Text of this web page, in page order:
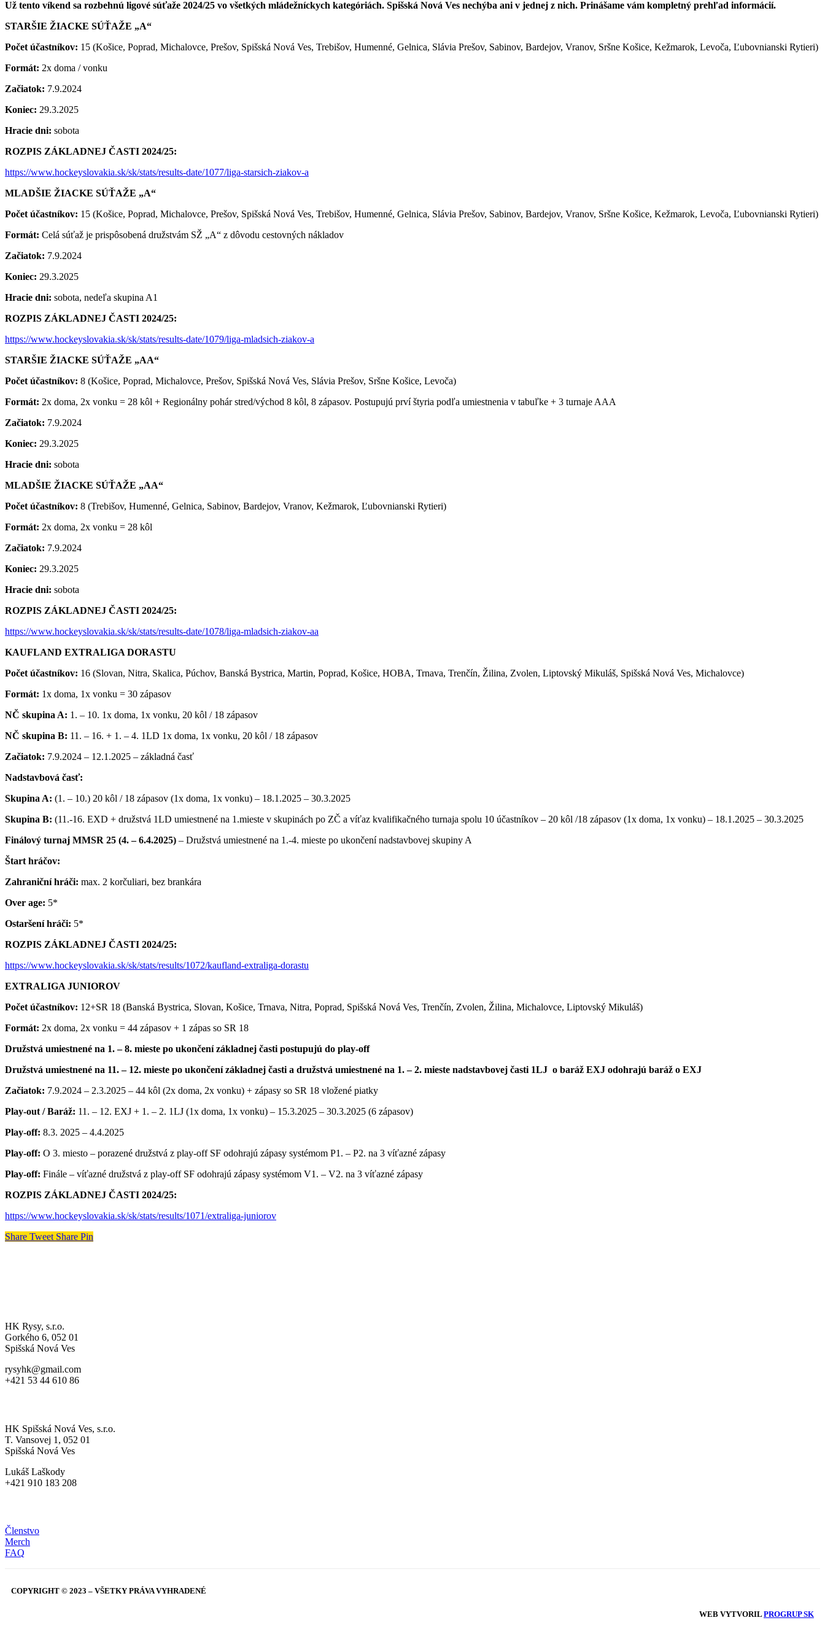
Už tento víkend sa rozbehnú ligové súťaže 2024/25 vo všetkých mládežníckych kategóriách. Spišská Nová Ves nechýba ani v jednej z nich. Prinášame vám kompletný prehľad informácií.
STARŠIE ŽIACKE SÚŤAŽE „A“
Počet účastníkov: 15 (Košice, Poprad, Michalovce, Prešov, Spišská Nová Ves, Trebišov, Humenné, Gelnica, Slávia Prešov, Sabinov, Bardejov, Vranov, Sršne Košice, Kežmarok, Levoča, Ľubovnianski Rytieri)
Formát: 2x doma / vonku
Začiatok: 7.9.2024
Koniec: 29.3.2025
Hracie dni: sobota
ROZPIS ZÁKLADNEJ ČASTI 2024/25:
https://www.hockeyslovakia.sk/sk/stats/results-date/1077/liga-starsich-ziakov-a
MLADŠIE ŽIACKE SÚŤAŽE „A“
Počet účastníkov: 15 (Košice, Poprad, Michalovce, Prešov, Spišská Nová Ves, Trebišov, Humenné, Gelnica, Slávia Prešov, Sabinov, Bardejov, Vranov, Sršne Košice, Kežmarok, Levoča, Ľubovnianski Rytieri)
Formát: Celá súťaž je prispôsobená družstvám SŽ „A“ z dôvodu cestovných nákladov
Začiatok: 7.9.2024
Koniec: 29.3.2025
Hracie dni: sobota, nedeľa skupina A1
ROZPIS ZÁKLADNEJ ČASTI 2024/25:
https://www.hockeyslovakia.sk/sk/stats/results-date/1079/liga-mladsich-ziakov-a
STARŠIE ŽIACKE SÚŤAŽE „AA“
Počet účastníkov: 8 (Košice, Poprad, Michalovce, Prešov, Spišská Nová Ves, Slávia Prešov, Sršne Košice, Levoča)
Formát: 2x doma, 2x vonku = 28 kôl + Regionálny pohár stred/východ 8 kôl, 8 zápasov. Postupujú prví štyria podľa umiestnenia v tabuľke + 3 turnaje AAA
Začiatok: 7.9.2024
Koniec: 29.3.2025
Hracie dni: sobota
MLADŠIE ŽIACKE SÚŤAŽE „AA“
Počet účastníkov: 8 (Trebišov, Humenné, Gelnica, Sabinov, Bardejov, Vranov, Kežmarok, Ľubovnianski Rytieri)
Formát: 2x doma, 2x vonku = 28 kôl
Začiatok: 7.9.2024
Koniec: 29.3.2025
Hracie dni: sobota
ROZPIS ZÁKLADNEJ ČASTI 2024/25:
https://www.hockeyslovakia.sk/sk/stats/results-date/1078/liga-mladsich-ziakov-aa
KAUFLAND EXTRALIGA DORASTU
Počet účastníkov: 16 (Slovan, Nitra, Skalica, Púchov, Banská Bystrica, Martin, Poprad, Košice, HOBA, Trnava, Trenčín, Žilina, Zvolen, Liptovský Mikuláš, Spišská Nová Ves, Michalovce)
Formát: 1x doma, 1x vonku = 30 zápasov
NČ skupina A: 1. – 10. 1x doma, 1x vonku, 20 kôl / 18 zápasov
NČ skupina B: 11. – 16. + 1. – 4. 1LD 1x doma, 1x vonku, 20 kôl / 18 zápasov
Začiatok: 7.9.2024 – 12.1.2025 – základná časť
Nadstavbová časť:
Skupina A: (1. – 10.) 20 kôl / 18 zápasov (1x doma, 1x vonku) – 18.1.2025 – 30.3.2025
Skupina B: (11.-16. EXD + družstvá 1LD umiestnené na 1.mieste v skupinách po ZČ a víťaz kvalifikačného turnaja spolu 10 účastníkov – 20 kôl /18 zápasov (1x doma, 1x vonku) – 18.1.2025 – 30.3.2025
Finálový turnaj MMSR 25 (4. – 6.4.2025) – Družstvá umiestnené na 1.-4. mieste po ukončení nadstavbovej skupiny A
Štart hráčov:
Zahraniční hráči: max. 2 korčuliari, bez brankára
Over age: 5*
Ostaršení hráči: 5*
ROZPIS ZÁKLADNEJ ČASTI 2024/25:
https://www.hockeyslovakia.sk/sk/stats/results/1072/kaufland-extraliga-dorastu
EXTRALIGA JUNIOROV
Počet účastníkov: 12+SR 18 (Banská Bystrica, Slovan, Košice, Trnava, Nitra, Poprad, Spišská Nová Ves, Trenčín, Zvolen, Žilina, Michalovce, Liptovský Mikuláš)
Formát: 2x doma, 2x vonku = 44 zápasov + 1 zápas so SR 18
Družstvá umiestnené na 1. – 8. mieste po ukončení základnej časti postupujú do play-off
Družstvá umiestnené na 11. – 12. mieste po ukončení základnej časti a družstvá umiestnené na 1. – 2. mieste nadstavbovej časti 1LJ o baráž EXJ odohrajú baráž o EXJ
Začiatok: 7.9.2024 – 2.3.2025 – 44 kôl (2x doma, 2x vonku) + zápasy so SR 18 vložené piatky
Play-out / Baráž: 11. – 12. EXJ + 1. – 2. 1LJ (1x doma, 1x vonku) – 15.3.2025 – 30.3.2025 (6 zápasov)
Play-off: 8.3. 2025 – 4.4.2025
Play-off: O 3. miesto – porazené družstvá z play-off SF odohrajú zápasy systémom P1. – P2. na 3 víťazné zápasy
Play-off: Finále – víťazné družstvá z play-off SF odohrajú zápasy systémom V1. – V2. na 3 víťazné zápasy
ROZPIS ZÁKLADNEJ ČASTI 2024/25:
https://www.hockeyslovakia.sk/sk/stats/results/1071/extraliga-juniorov
Share Tweet Share Pin
HK Rysy, s.r.o.
Gorkého 6, 052 01
Spišská Nová Ves
rysyhk@gmail.com
+421 53 44 610 86
HK Spišská Nová Ves, s.r.o.
T. Vansovej 1, 052 01
Spišská Nová Ves
Lukáš Laškody
+421 910 183 208
Členstvo
Merch
FAQ
COPYRIGHT © 2023 – VŠETKY PRÁVA VYHRADENÉ
WEB VYTVORIL PROGRUP SK